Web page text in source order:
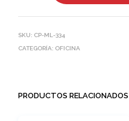
SKU: CP-ML-334
CATEGORÍA: OFICINA
PRODUCTOS RELACIONADOS